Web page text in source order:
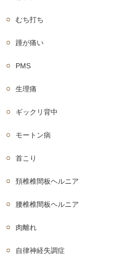
むち打ち
踵が痛い
PMS
生理痛
ギックリ背中
モートン病
首こり
頚椎椎間板ヘルニア
腰椎椎間板ヘルニア
肉離れ
自律神経失調症